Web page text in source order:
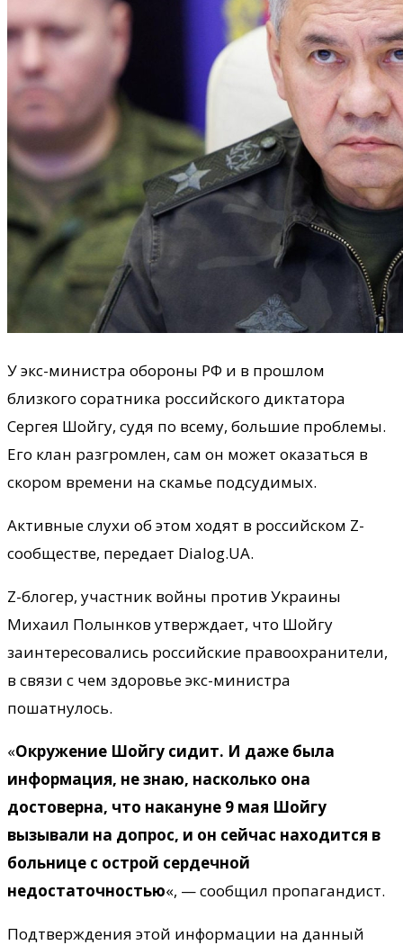
У экс-министра обороны РФ и в прошлом
близкого соратника российского диктатора
Сергея Шойгу, судя по всему, большие проблемы.
Его клан разгромлен, сам он может оказаться в
скором времени на скамье подсудимых.
Активные слухи об этом ходят в российском Z-
сообществе, передает Dialog.UA.
Z-блогер, участник войны против Украины
Михаил Полынков утверждает, что Шойгу
заинтересовались российские правоохранители,
в связи с чем здоровье экс-министра
пошатнулось.
«Окружение Шойгу сидит. И даже была
информация, не знаю, насколько она
достоверна, что накануне 9 мая Шойгу
вызывали на допрос, и он сейчас находится в
больнице с острой сердечной
недостаточностью«, — сообщил пропагандист.
Подтверждения этой информации на данный